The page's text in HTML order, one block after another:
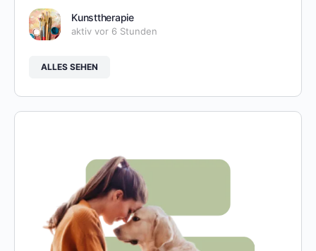
Kunsttherapie
aktiv vor 6 Stunden
ALLES SEHEN